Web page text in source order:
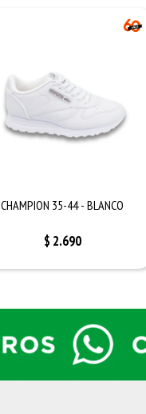
CHAMPION 35-44 - BLANCO
$ 2.690